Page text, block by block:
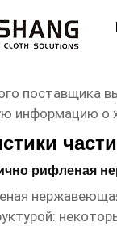
поставщика
информацию о
рифленая